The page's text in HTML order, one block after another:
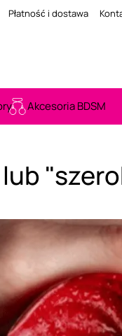
Płatność i dostawa
Akcesoria BDSM